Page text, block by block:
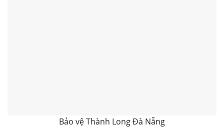
Bảo vệ Thành Long Đà Nẵng